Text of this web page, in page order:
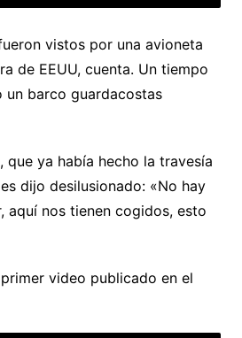
vistos por una avioneta
de EEUU, cuenta. Un tiempo
un barco guardacostas
que ya había hecho la travesía
dijo desilusionado: «No hay
aquí nos tienen cogidos, esto
video publicado en el